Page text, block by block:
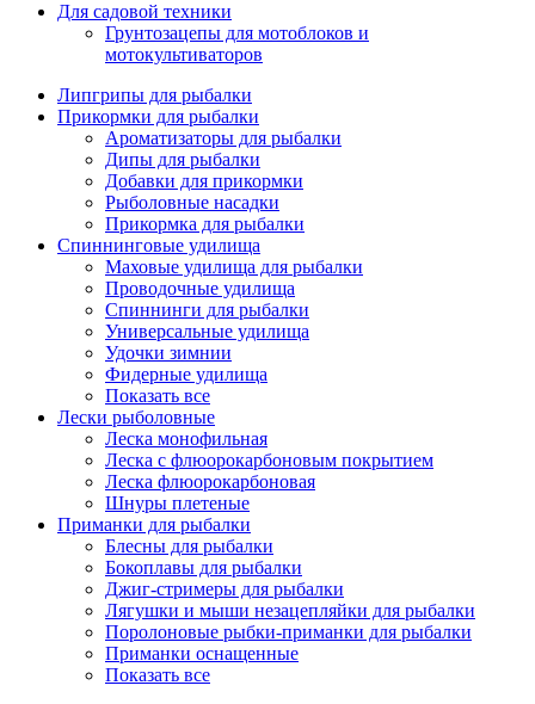
Для садовой техники
Грунтозацепы для мотоблоков и
мотокультиваторов
Липгрипы для рыбалки
Прикормки для рыбалки
Ароматизаторы для рыбалки
Дипы для рыбалки
Добавки для прикормки
Рыболовные насадки
Прикормка для рыбалки
Спиннинговые удилища
Маховые удилища для рыбалки
Проводочные удилища
Спиннинги для рыбалки
Универсальные удилища
Удочки зимнии
Фидерные удилища
Показать все
Лески рыболовные
Леска монофильная
Леска с флюорокарбоновым покрытием
Леска флюорокарбоновая
Шнуры плетеные
Приманки для рыбалки
Блесны для рыбалки
Бокоплавы для рыбалки
Джиг-стримеры для рыбалки
Лягушки и мыши незацепляйки для рыбалки
Поролоновые рыбки-приманки для рыбалки
Приманки оснащенные
Показать все